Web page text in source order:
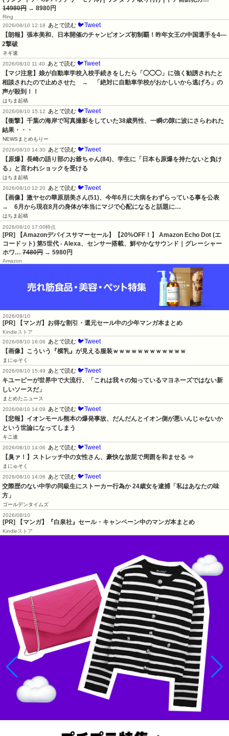
14980円 → 8980円
Ring
2026/08/10 12:18
あとで読む 🐦Tweet
【朗報】張本美和、日本開催のチャンピオンズ初制覇！昨年女王の中国選手を4―
2撃破
ネギ速
2026/08/10 11:40
あとで読む 🐦Tweet
【マジ注意】娘が自動車学校入校手続きをしたら「◯◯◯」に強く勧誘されたと
相談されたので止めさせた　→　「絶対に自動車学校がおかしいから逃げろ」の
声が殺到！！
はちま起稿
2026/08/10 15:12
あとで読む 🐦Tweet
【衝撃】千葉の海岸で写真撮影をしていた38歳男性、一瞬の隙に波にさらわれた
結果・・・
NEWSまとめもりー
2026/08/10 14:30
あとで読む 🐦Tweet
【原爆】長崎の語り部のお爺ちゃん(84)、学生に「日本も原爆を持たないと負け
る」と言われショックを受ける
はちま起稿
2026/08/10 12:20
あとで読む 🐦Tweet
【画像】激ヤセの華原朋美さん(51)、今年6月に大病をわずらっている事を公表
→　6月から現在8月の身体が本当にマジで心配になると話題に…
はちま起稿
2026/08/10 17:00時点
[PR] 【Amazonデバイスサマーセール】【20%OFF！】 Amazon Echo Dot (エ
コードット) 第5世代 - Alexa、センサー搭載、鮮やかなサウンド｜グレーシャー
ホワ… 7480円 → 5980円
Amazon
2026/08/10
[PR] 【マンガ】お得な割引・還元セール中の少年マンガ本まとめ
Kindleストア
2026/08/10 16:06
あとで読む 🐦Tweet
【画像】こういう『横乳』が見える服装ｗｗｗｗｗｗｗｗｗｗｗｗ
まにゅそく
2026/08/10 15:49
あとで読む 🐦Tweet
キユーピーが世界中で大流行、「これは我々の知っているマヨネーズではない新
しいソースだ」
まとめたニュース
2026/08/10 14:09
あとで読む 🐦Tweet
【悲報】イオンモール熊本の爆発事故、だんだんとイオン側が悪いんじゃないか
という世論になってしまう
キニ速
2026/08/10 14:06
あとで読む 🐦Tweet
【臭ァ！】ストレッチ中の女性さん、豪快な放屁で周囲を和ませる ⇒
まにゅそく
2026/08/10 14:06
あとで読む 🐦Tweet
交際歴のない中学の同級生にストーカー行為か 24歳女を逮捕「私はあなたの味
方」
ゴールデンタイムズ
2026/08/10
[PR] 【マンガ】『白泉社』セール・キャンペーン中のマンガ本まとめ
Kindleストア